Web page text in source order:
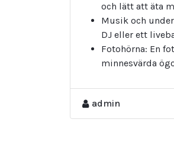
och lätt att äta
Musik och
DJ eller ett
Fotohörna: En
minnesvärda
admin